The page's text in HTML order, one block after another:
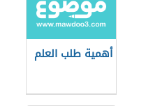
أهمية طلب العلم